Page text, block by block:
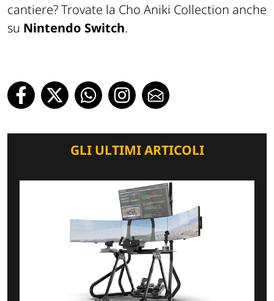
cantiere? Trovate la Cho Aniki Collection anche
su Nintendo Switch.
GLI ULTIMI ARTICOLI